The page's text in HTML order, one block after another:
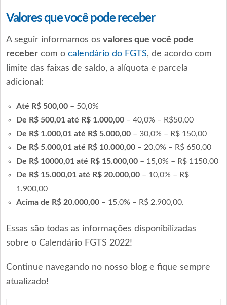
Valores que você pode receber
A seguir informamos os valores que você pode
recebercom o calendário do FGTS, de acordo com
limite das faixas de saldo, a alíquota e parcela
adicional:
Até R$ 500,00– 50,0%
De R$ 500,01 até R$ 1.000,00– 40,0% – R$50,00
De R$ 1.000,01 até R$ 5.000,00– 30,0% – R$ 150,00
De R$ 5.000,01 até R$ 10.000,00– 20,0% – R$ 650,00
De R$ 10000,01 até R$ 15.000,00– 15,0% – R$ 1150,00
De R$ 15.000,01 até R$ 20.000,00– 10,0% – R$
1.900,00
Acima de R$ 20.000,00– 15,0% – R$ 2.900,00.
Essas são todas as informações disponibilizadas
sobre o Calendário FGTS 2022!
Continue navegando no nosso blog e fique sempre
atualizado!